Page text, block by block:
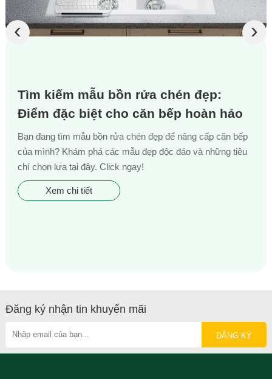
Tìm kiếm mẫu bồn rửa chén đẹp:
Điểm đặc biệt cho căn bếp hoàn hảo
Bạn đang tìm mẫu bồn rửa chén đẹp để nâng cấp căn bếp
của mình? Khám phá các mẫu đẹp độc đáo và những tiêu
chí chọn lựa tại đây. Click ngay!
Xem chi tiết
‹ ›
Đăng ký nhận tin khuyến mãi